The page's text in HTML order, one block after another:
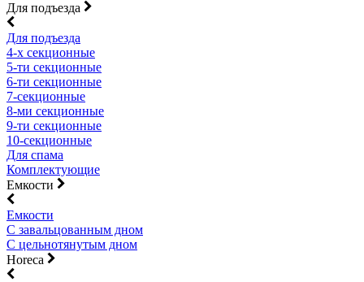
Для подъезда
Для подъезда
4-х секционные
5-ти секционные
6-ти секционные
7-секционные
8-ми секционные
9-ти секционные
10-секционные
Для спама
Комплектующие
Емкости
Емкости
С завальцованным дном
С цельнотянутым дном
Horeca